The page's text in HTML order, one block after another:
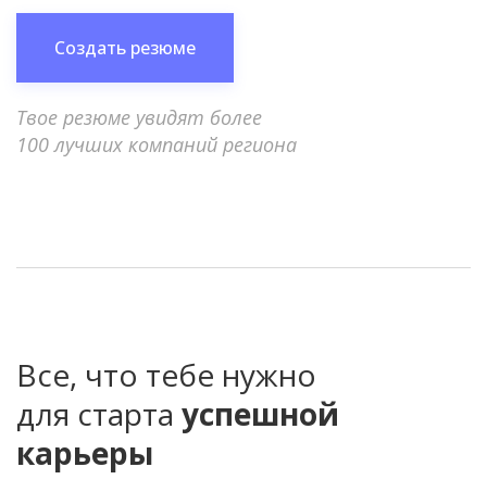
Создать резюме
Твое резюме увидят более
100 лучших компаний региона
Все, что тебе нужно
для старта успешной
карьеры